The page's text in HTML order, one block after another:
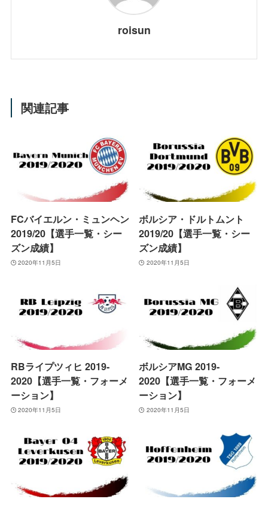
roisun
関連記事
FCバイエルン・ミュンヘン
2019/20【選手一覧・シー
ズン成績】
2020年11月5日
ボルシア・ドルトムント
2019/20【選手一覧・シー
ズン成績】
2020年11月5日
RBライプツィヒ 2019-
2020【選手一覧・フォーメ
ーション】
2020年11月5日
ボルシアMG 2019-
2020【選手一覧・フォーメ
ーション】
2020年11月5日